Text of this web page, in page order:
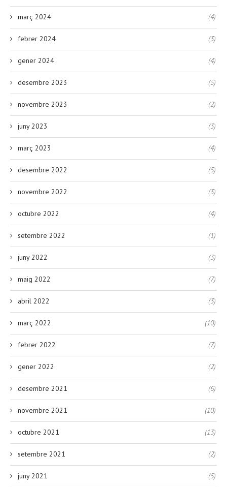
març 2024 (4)
febrer 2024 (3)
gener 2024 (4)
desembre 2023 (5)
novembre 2023 (2)
juny 2023 (3)
març 2023 (4)
desembre 2022 (5)
novembre 2022 (3)
octubre 2022 (4)
setembre 2022 (1)
juny 2022 (3)
maig 2022 (7)
abril 2022 (3)
març 2022 (10)
febrer 2022 (7)
gener 2022 (2)
desembre 2021 (6)
novembre 2021 (10)
octubre 2021 (13)
setembre 2021 (2)
juny 2021 (5)